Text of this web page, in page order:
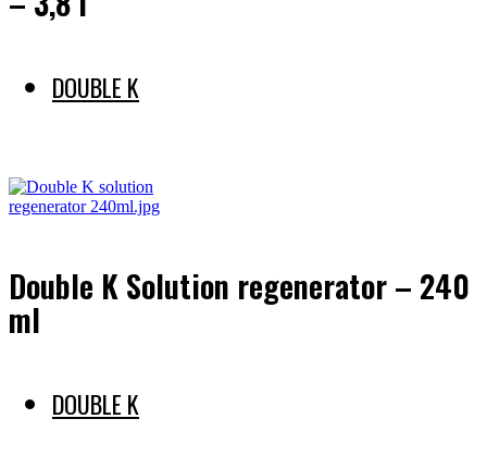
DOUBLE K
Double K Solution regenerator – 240
ml
DOUBLE K